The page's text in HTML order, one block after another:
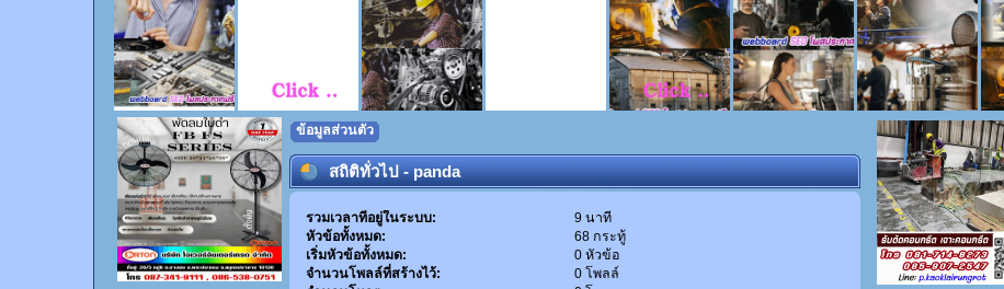
ข้อมูลส่วนตัว
สถิติทั่วไป - panda
รวมเวลาที่อยู่ในระบบ:
9 นาที
หัวข้อทั้งหมด:
68 กระทู้
เริ่มหัวข้อทั้งหมด:
0 หัวข้อ
จำนวนโพลล์ที่สร้างไว้:
0 โพลล์